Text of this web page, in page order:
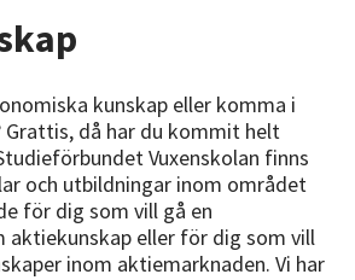
kunskap eller komma i
Grattis, då har du kommit helt
Vuxenskolan finns
och utbildningar inom området
för dig som vill gå en
aktiekunskap eller för dig som vill
inom aktiemarknaden. Vi har